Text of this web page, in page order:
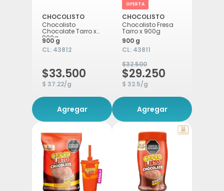
CHOCOLISTO
Chocolisto
Chocolate Tarro x
900g
900 g
CL: 43812
$33.500
$ 37.22/g
Agregar
OFERTA
CHOCOLISTO
Chocolisto Fresa
Tarro x 900g
900 g
CL: 43811
$32.500
$29.250
$ 32.5/g
Agregar